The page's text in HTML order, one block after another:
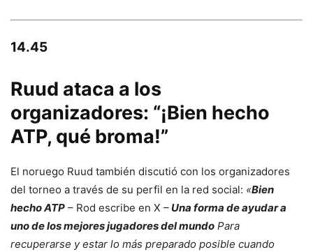
14.45
Ruud ataca a los
organizadores: “¡Bien hecho
ATP, qué broma!”
El noruego Ruud también discutió con los organizadores
del torneo a través de su perfil en la red social: «Bien
hecho ATP – Rod escribe en X – Una forma de ayudar a
uno de los mejores jugadores del mundo Para
recuperarse y estar lo más preparado posible cuando